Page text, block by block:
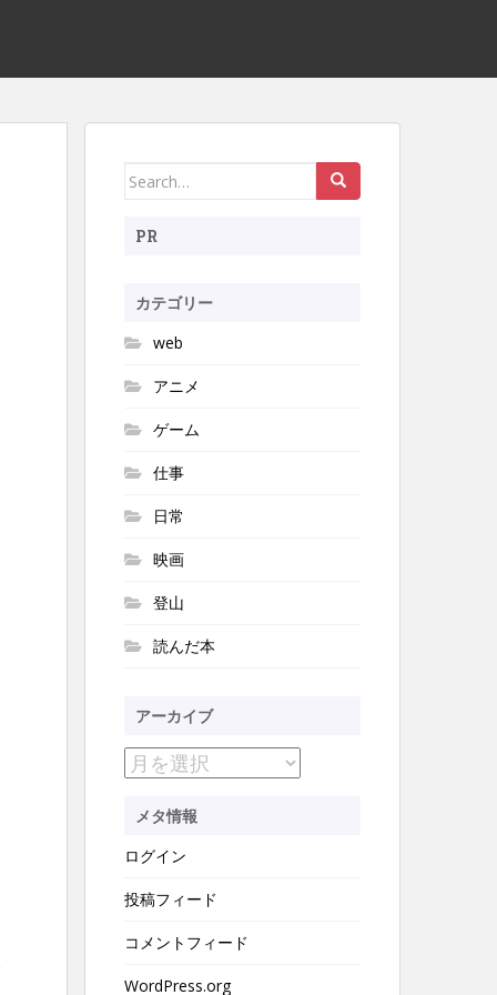
Search
PR
カテゴリー
web
アニメ
ゲーム
仕事
日常
映画
登山
読んだ本
アーカイブ
ア
カ
イ
ブ
メタ情報
ログイン
投稿フィード
コメントフィード
WordPress.org